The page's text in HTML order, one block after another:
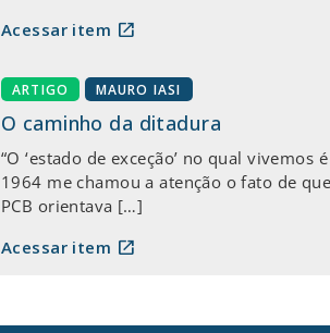
Acessar item open_in_new
ARTIGO MAURO IASI
O caminho da ditadura
“O ‘estado de exceção’ no qual
1964 me chamou a atenção o fato de
PCB orientava […]
Acessar item open_in_new